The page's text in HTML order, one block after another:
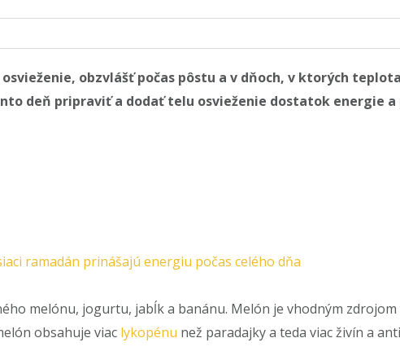
obzvlášť počas pôstu a v dňoch, v ktorých
deň pripraviť a dodať telu osvieženie dostatok energie a
ramadán prinášajú energiu počas celého dňa
melónu, jogurtu, jabĺk a banánu. Melón je vhodným
obsahuje viac lykopénu než paradajky a teda viac živín a